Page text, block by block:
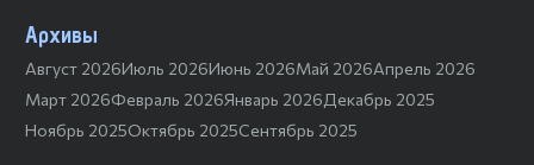
Архивы
Август 2026Июль 2026Июнь 2026Май 2026Апрель 2026
Март 2026Февраль 2026Январь 2026Декабрь 2025
Ноябрь 2025Октябрь 2025Сентябрь 2025